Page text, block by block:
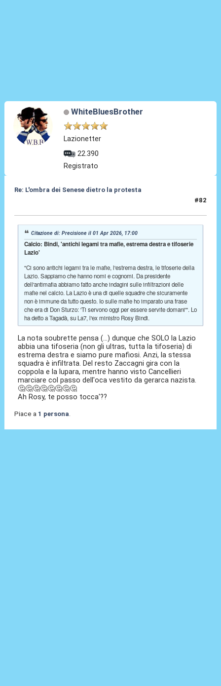
WhiteBluesBrother
Lazionetter
22.390
Registrato
Re: L'ombra dei Senese dietro la protesta
#82
Citazione di: Precisione il 01 Apr 2026, 17:00
Calcio: Bindi, 'antichi legami tra mafie, estrema destra e tifoserie
Lazio'
"Ci sono antichi legami tra le mafie, l'estrema destra, le tifoserie della
Lazio. Sappiamo che hanno nomi e cognomi. Da presidente
dell'antimafia abbiamo fatto anche indagini sulle infiltrazioni delle
mafie nel calcio. La Lazio è una di quelle squadre che sicuramente
non è immune da tutto questo. Io sulle mafie ho imparato una frase
che era di Don Sturzo: 'Ti servono oggi per essere servite domani'". Lo
ha detto a Tagadà, su La7, l'ex ministro Rosy Bindi.
La nota soubrette pensa (...) dunque che SOLO la Lazio
abbia una tifoseria (non gli ultras, tutta la tifoseria) di
estrema destra e siamo pure mafiosi. Anzi, la stessa
squadra è infiltrata. Del resto Zaccagni gira con la
coppola e la lupara, mentre hanno visto Cancellieri
marciare col passo dell'oca vestito da gerarca nazista.
🤔🤔🤔🤔🤔🤔🤔🤔
Ah Rosy, te posso tocca'??
Piace a 1 persona.